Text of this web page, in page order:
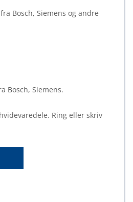
Bosch, Siemens og andre
Bosch, Siemens.
Ring eller skriv